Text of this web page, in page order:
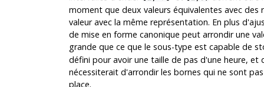
moment que deux valeurs équivalentes avec
valeur avec la même représentation. En plus
de mise en forme canonique peut arrondir une
grande que ce que le sous-type est capable de
défini pour avoir une taille de pas d'une heure,
nécessiterait d'arrondir les bornes qui ne sont
place.